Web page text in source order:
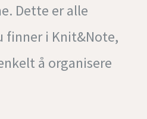
Dette er alle
finner i Knit&Note,
å organisere